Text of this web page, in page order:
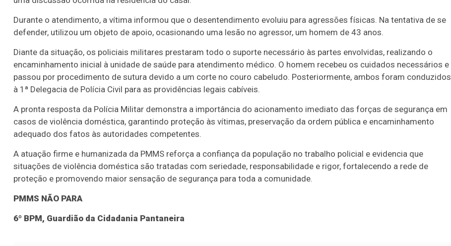
Durante o atendimento, a vítima informou que o desentendimento evoluiu para agressões físicas. Na tentativa de se
defender, utilizou um objeto de apoio, ocasionando uma lesão no agressor, um homem de 43 anos.
Diante da situação, os policiais militares prestaram todo o suporte necessário às partes envolvidas, realizando o
encaminhamento inicial à unidade de saúde para atendimento médico. O homem recebeu os cuidados necessários e
passou por procedimento de sutura devido a um corte no couro cabeludo. Posteriormente, ambos foram conduzidos
à 1ª Delegacia de Polícia Civil para as providências legais cabíveis.
A pronta resposta da Polícia Militar demonstra a importância do acionamento imediato das forças de segurança em
casos de violência doméstica, garantindo proteção às vítimas, preservação da ordem pública e encaminhamento
adequado dos fatos às autoridades competentes.
A atuação firme e humanizada da PMMS reforça a confiança da população no trabalho policial e evidencia que
situações de violência doméstica são tratadas com seriedade, responsabilidade e rigor, fortalecendo a rede de
proteção e promovendo maior sensação de segurança para toda a comunidade.
PMMS NÃO PARA
6º BPM, Guardião da Cidadania Pantaneira